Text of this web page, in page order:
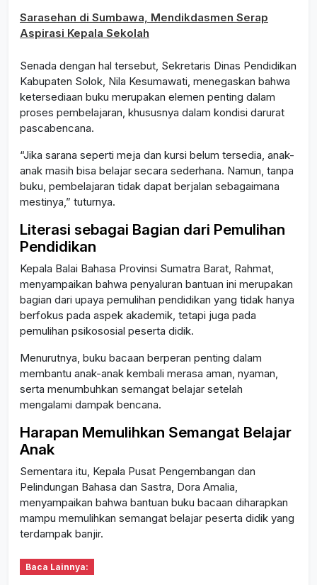
Sarasehan di Sumbawa, Mendikdasmen Serap
Aspirasi Kepala Sekolah
Senada dengan hal tersebut, Sekretaris Dinas Pendidikan
Kabupaten Solok, Nila Kesumawati, menegaskan bahwa
ketersediaan buku merupakan elemen penting dalam
proses pembelajaran, khususnya dalam kondisi darurat
pascabencana.
“Jika sarana seperti meja dan kursi belum tersedia, anak-
anak masih bisa belajar secara sederhana. Namun, tanpa
buku, pembelajaran tidak dapat berjalan sebagaimana
mestinya,” tuturnya.
Literasi sebagai Bagian dari Pemulihan
Pendidikan
Kepala Balai Bahasa Provinsi Sumatra Barat, Rahmat,
menyampaikan bahwa penyaluran bantuan ini merupakan
bagian dari upaya pemulihan pendidikan yang tidak hanya
berfokus pada aspek akademik, tetapi juga pada
pemulihan psikososial peserta didik.
Menurutnya, buku bacaan berperan penting dalam
membantu anak-anak kembali merasa aman, nyaman,
serta menumbuhkan semangat belajar setelah
mengalami dampak bencana.
Harapan Memulihkan Semangat Belajar
Anak
Sementara itu, Kepala Pusat Pengembangan dan
Pelindungan Bahasa dan Sastra, Dora Amalia,
menyampaikan bahwa bantuan buku bacaan diharapkan
mampu memulihkan semangat belajar peserta didik yang
terdampak banjir.
Baca Lainnya: